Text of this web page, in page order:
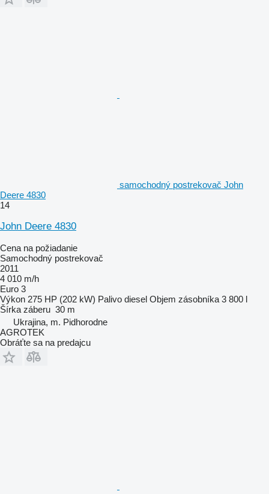
samochodný postrekovač John
Deere 4830
14
John Deere 4830
Cena na požiadanie
Samochodný postrekovač
2011
4 010 m/h
Euro 3
Výkon 275 HP (202 kW) Palivo diesel Objem zásobníka 3 800 l
Šírka záberu 30 m
Ukrajina, m. Pidhorodne
AGROTEK
Obráťte sa na predajcu